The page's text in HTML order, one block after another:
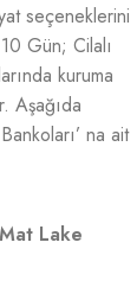
seçeneklerini
Gün; Cilalı
kuruma
Aşağıda
na ait
Lake